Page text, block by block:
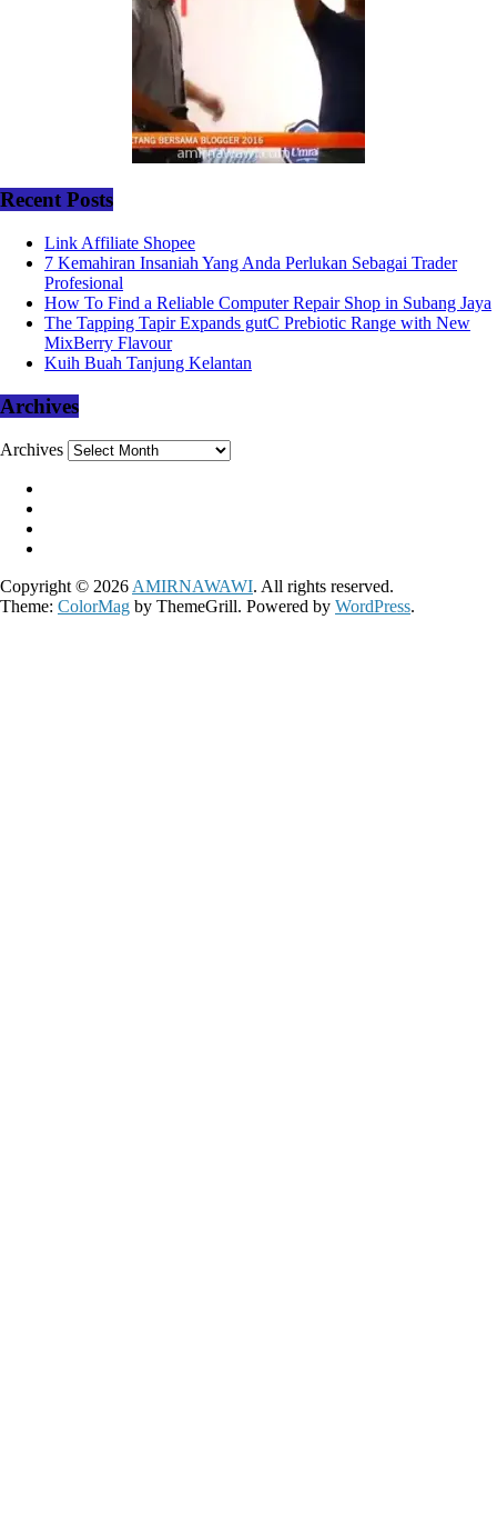
Recent Posts
Link Affiliate Shopee
7 Kemahiran Insaniah Yang Anda Perlukan Sebagai Trader
Profesional
How To Find a Reliable Computer Repair Shop in Subang Jaya
The Tapping Tapir Expands gutC Prebiotic Range with New
MixBerry Flavour
Kuih Buah Tanjung Kelantan
Archives
Archives
Copyright © 2026 AMIRNAWAWI. All rights reserved.
Theme: ColorMag by ThemeGrill. Powered by WordPress.